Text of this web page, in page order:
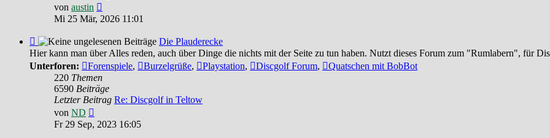
von austin
Beitrag
Mi 25 Mär, 2026 11:01
Feed
-
Die
Plauderecke
Die Plauderecke
Hier kann man über Alles reden, auch über Dinge die nichts mit der Seite zu tun haben. Nutzt dieses Forum zum "Rumlabern", für
Unterforen:
Forenspiele, Burzelgrüße, Playstation, Discgolf Forum,
Quatschen mit BobBot
220 Themen
6590 Beiträge
Letzter Beitrag Re: Discgolf in Teltow
von ND
Beitrag
Fr 29 Sep, 2023 16:05